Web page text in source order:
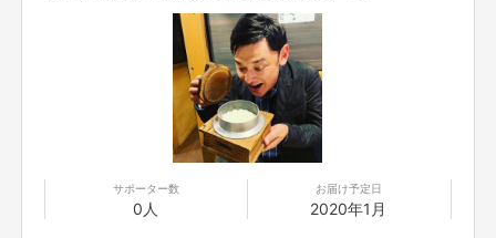
※焼き上がり次第 発送
※現地集合 現地解散ok
希望の方ご連絡ください
※昼ご飯 体験料 別途
※集合場所 梅田プラザモータープール
https://www.google.co.jp/amp/s/www.bushikaku.net/art
icle/amp/43557/
サポーター数
0人
お届け予定日
2020年1月